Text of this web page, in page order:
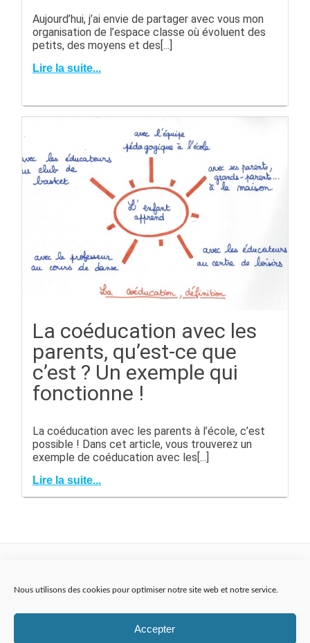
Nous utilisons des cookies pour optimiser notre site web et notre service.
Accepter
Aujourd’hui, j’ai envie de partager avec vous mon
organisation de l’espace classe où évoluent des
petits, des moyens et des[...]
Lire la suite...
La coéducation avec les
parents, qu’est-ce que
c’est ? Un exemple qui
fonctionne !
La coéducation avec les parents à l’école, c’est
possible ! Dans cet article, vous trouverez un
exemple de coéducation avec les[...]
Lire la suite...